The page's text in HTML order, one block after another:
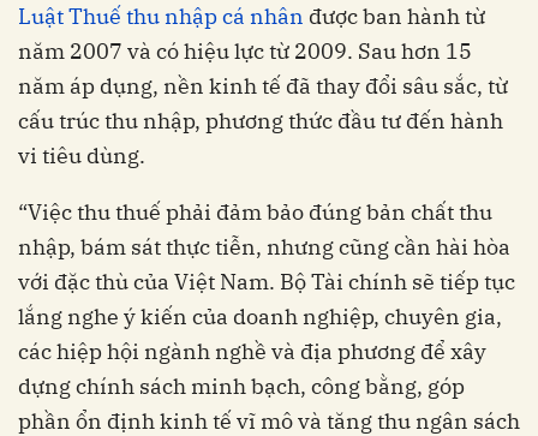
Luật Thuế thu nhập cá nhân được ban hành từ
năm 2007 và có hiệu lực từ 2009. Sau hơn 15
năm áp dụng, nền kinh tế đã thay đổi sâu sắc, từ
cấu trúc thu nhập, phương thức đầu tư đến hành
vi tiêu dùng.
“Việc thu thuế phải đảm bảo đúng bản chất thu
nhập, bám sát thực tiễn, nhưng cũng cần hài hòa
với đặc thù của Việt Nam. Bộ Tài chính sẽ tiếp tục
lắng nghe ý kiến của doanh nghiệp, chuyên gia,
các hiệp hội ngành nghề và địa phương để xây
dựng chính sách minh bạch, công bằng, góp
phần ổn định kinh tế vĩ mô và tăng thu ngân sách